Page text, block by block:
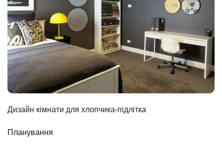
Дизайн кімнати для хлопчика-підлітка
Планування